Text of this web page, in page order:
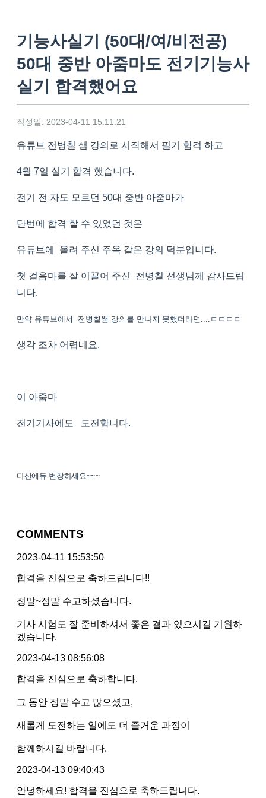
기능사실기 (50대/여/비전공)
50대 중반 아줌마도 전기기능사
실기 합격했어요
작성일: 2023-04-11 15:11:21
유튜브 전병칠 샘 강의로 시작해서 필기 합격 하고
4월 7일 실기 합격 했습니다.
전기 전 자도 모르던 50대 중반 아줌마가
단번에 합격 할 수 있었던 것은
유튜브에 올려 주신 주옥 같은 강의 덕분입니다.
첫 걸음마를 잘 이끌어 주신 전병칠 선생님께 감사드립
니다.
만약 유튜브에서 전병칠쌤 강의를 만나지 못했더라면....ㄷㄷㄷㄷ
생각 조차 어렵네요.
이 아줌마
전기기사에도 도전합니다.
다산에듀 번창하세요~~~
COMMENTS
2023-04-11 15:53:50
합격을 진심으로 축하드립니다!!
정말~정말 수고하셨습니다.
기사 시험도 잘 준비하셔서 좋은 결과 있으시길 기원하
겠습니다.
2023-04-13 08:56:08
합격을 진심으로 축하합니다.
그 동안 정말 수고 많으셨고,
새롭게 도전하는 일에도 더 즐거운 과정이
함께하시길 바랍니다.
2023-04-13 09:40:43
안녕하세요! 합격을 진심으로 축하드립니다.